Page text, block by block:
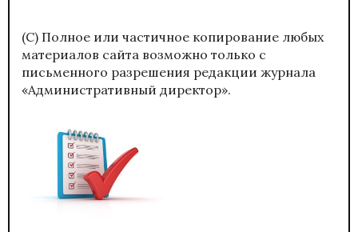
(С) Полное или частичное копирование любых
материалов сайта возможно только с
письменного разрешения редакции журнала
«Административный директор».